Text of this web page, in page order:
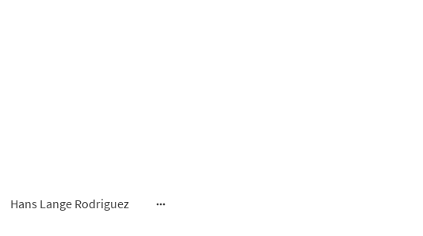
Hans Lange Rodriguez